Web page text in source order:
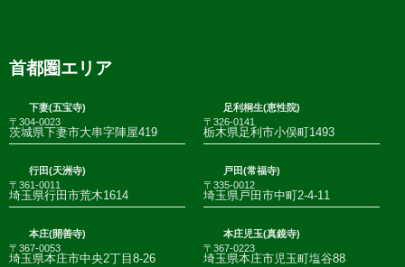
首都圏エリア
下妻(五宝寺)
〒304-0023
茨城県下妻市大串字陣屋419
足利桐生(恵性院)
〒326-0141
栃木県足利市小俣町1493
行田(天洲寺)
〒361-0011
埼玉県行田市荒木1614
戸田(常福寺)
〒335-0012
埼玉県戸田市中町2-4-11
本庄(開善寺)
〒367-0053
埼玉県本庄市中央2丁目8-26
本庄児玉(真鏡寺)
〒367-0223
埼玉県本庄市児玉町塩谷88